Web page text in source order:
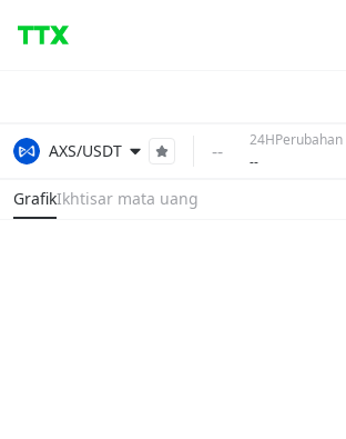
AXS/USDT --
24HPerubahan
--
GrafikIkhtisar mata uang